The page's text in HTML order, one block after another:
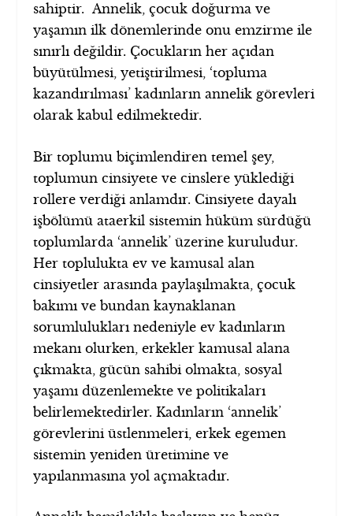
sahiptir. Annelik, çocuk doğurma ve
yaşamın ilk dönemlerinde onu emzirme ile
sınırlı değildir. Çocukların her açıdan
büyütülmesi, yetiştirilmesi, ‘topluma
kazandırılması’ kadınların annelik görevleri
olarak kabul edilmektedir.
Bir toplumu biçimlendiren temel şey,
toplumun cinsiyete ve cinslere yüklediği
rollere verdiği anlamdır. Cinsiyete dayalı
işbölümü ataerkil sistemin hüküm sürdüğü
toplumlarda ‘annelik’ üzerine kuruludur.
Her toplulukta ev ve kamusal alan
cinsiyetler arasında paylaşılmakta, çocuk
bakımı ve bundan kaynaklanan
sorumlulukları nedeniyle ev kadınların
mekanı olurken, erkekler kamusal alana
çıkmakta, gücün sahibi olmakta, sosyal
yaşamı düzenlemekte ve politikaları
belirlemektedirler. Kadınların ‘annelik’
görevlerini üstlenmeleri, erkek egemen
sistemin yeniden üretimine ve
yapılanmasına yol açmaktadır.